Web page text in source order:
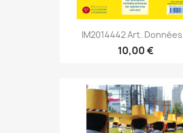
IM2014442 Art.
10,00 €